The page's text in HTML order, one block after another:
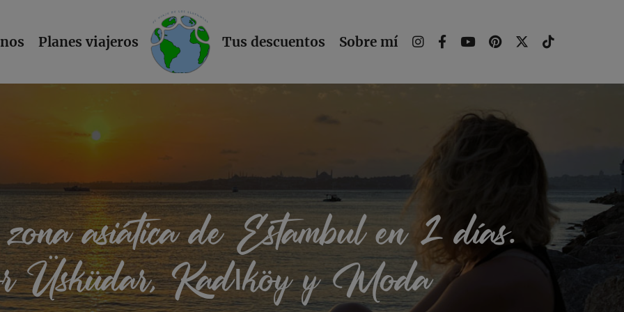
Planes viajeros
L
Tus descuentos
Sobre mí
asiática de Estambul en 2 días.
Üsküdar, Kadıköy y Moda